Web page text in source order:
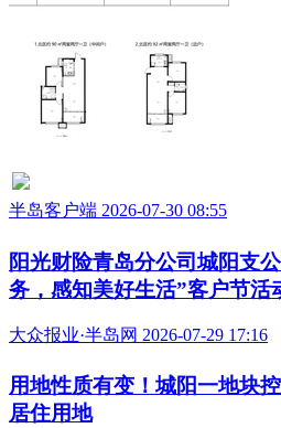
半岛客户端 2026-07-30 08:55
阳光财险青岛分公司城阳支
务，感知美好生活”客户节活
大众报业·半岛网 2026-07-29 17:16
用地性质有变！城阳一地块
居住用地